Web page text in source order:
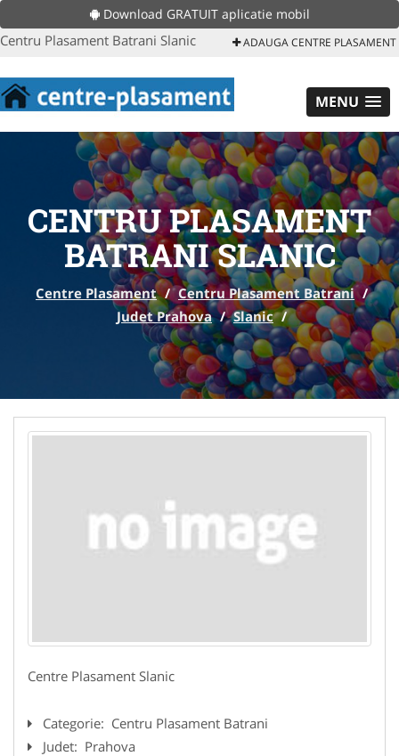
Download GRATUIT aplicatie mobil
Centru Plasament Batrani Slanic ADAUGA CENTRE PLASAMENT
MENU
CENTRU PLASAMENT
BATRANI SLANIC
Centre Plasament / Centru Plasament Batrani /
Judet Prahova / Slanic /
Centre Plasament Slanic
Categorie: Centru Plasament Batrani
Judet: Prahova